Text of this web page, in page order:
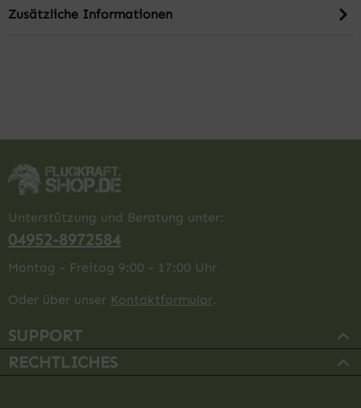
Zusätzliche Informationen
Unterstützung und Beratung unter:
04952-8972584
Montag - Freitag 9:00 - 17:00 Uhr
Oder über unser Kontaktformular.
SUPPORT
RECHTLICHES